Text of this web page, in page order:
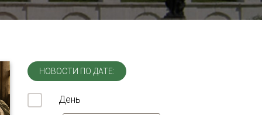
НОВОСТИ ПО ДАТЕ:
День